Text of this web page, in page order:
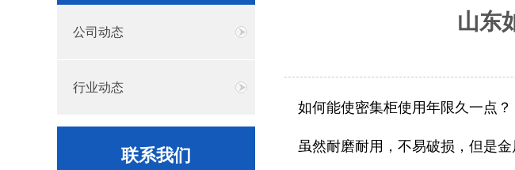
山东
如何能使密集柜使用年限久一点
虽然耐磨耐用，不易破损，但是
公司动态
行业动态
联系我们